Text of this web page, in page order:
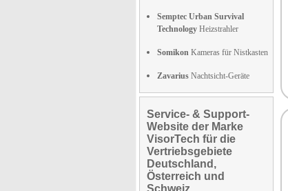
Semptec Urban Survival
Technology Heizstrahler
Somikon Kameras für Nistkasten
Zavarius Nachtsicht-Geräte
Service- & Support-
Website der Marke
VisorTech für die
Vertriebsgebiete
Deutschland,
Österreich und
Schweiz